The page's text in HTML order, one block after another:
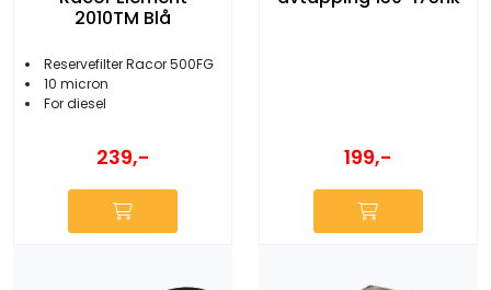
2010TM Blå
Reservefilter Racor 500FG
10 micron
For diesel
239,- 199,-